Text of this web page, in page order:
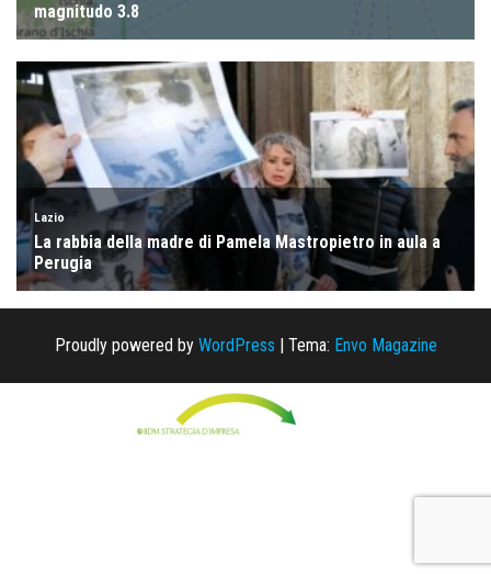
Proudly powered by WordPress | Tema: Envo Magazine